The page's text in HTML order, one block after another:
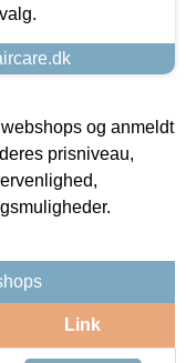
og anmeldt
prisniveau,
Link